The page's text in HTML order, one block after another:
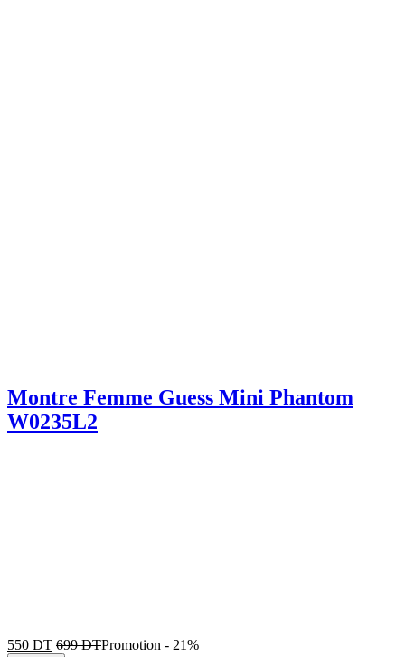
Montre Femme Guess Mini Phantom
W0235L2
550 DT 699DTPromotion - 21%